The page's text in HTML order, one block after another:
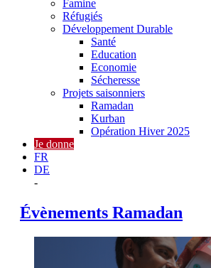
Famine
Réfugiés
Développement Durable
Santé
Education
Economie
Sécheresse
Projets saisonniers
Ramadan
Kurban
Opération Hiver 2025
Je donne
FR
DE
-
Évènements Ramadan